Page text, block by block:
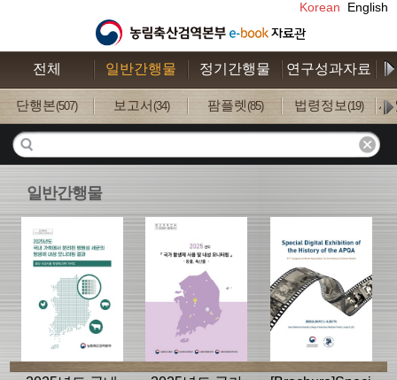
Korean English
전체 일반간행물 정기간행물 연구성과자료
단행본(507) 보고서 (34) 팜플렛 (85) 법령정보(19) 사
일반간행물